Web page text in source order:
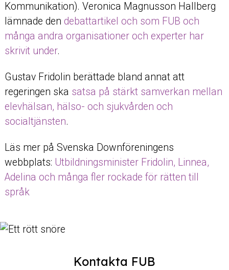
Kommunikation). Veronica Magnusson Hallberg
lämnade den debattartikel och som FUB och
många andra organisationer och experter har
skrivit under.
Gustav Fridolin berättade bland annat att
regeringen ska satsa på stärkt samverkan mellan
elevhälsan, hälso- och sjukvården och
socialtjänsten.
Läs mer på Svenska Downföreningens
webbplats: Utbildningsminister Fridolin, Linnea,
Adelina och många fler rockade för rätten till
språk
Kontakta FUB